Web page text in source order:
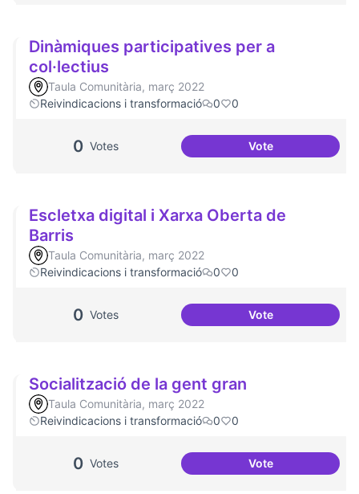
Dinàmiques participatives per a
col·lectius
Taula Comunitària, març 2022
Reivindicacions i transformació
0 0
0 Votes VoteDinàmiques
Escletxa digital i Xarxa Oberta de
Barris
Taula Comunitària, març 2022
Reivindicacions i transformació
0 0
0 Votes VoteEscletxa digital i
Socialització de la gent gran
Taula Comunitària, març 2022
Reivindicacions i transformació
0 0
0 Votes VoteSocialització de